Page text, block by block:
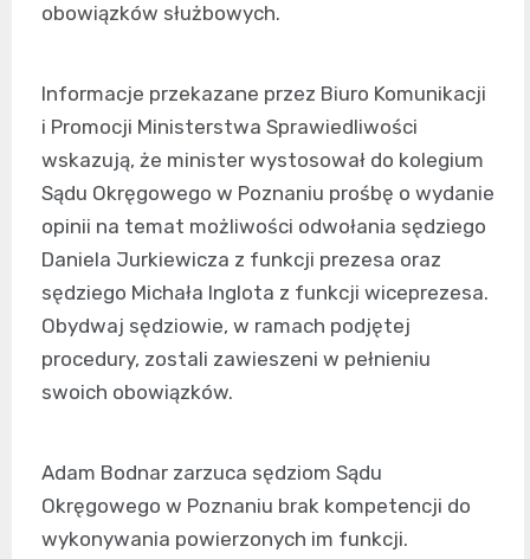
obowiązków służbowych.
Informacje przekazane przez Biuro Komunikacji
i Promocji Ministerstwa Sprawiedliwości
wskazują, że minister wystosował do kolegium
Sądu Okręgowego w Poznaniu prośbę o wydanie
opinii na temat możliwości odwołania sędziego
Daniela Jurkiewicza z funkcji prezesa oraz
sędziego Michała Inglota z funkcji wiceprezesa.
Obydwaj sędziowie, w ramach podjętej
procedury, zostali zawieszeni w pełnieniu
swoich obowiązków.
Adam Bodnar zarzuca sędziom Sądu
Okręgowego w Poznaniu brak kompetencji do
wykonywania powierzonych im funkcji.